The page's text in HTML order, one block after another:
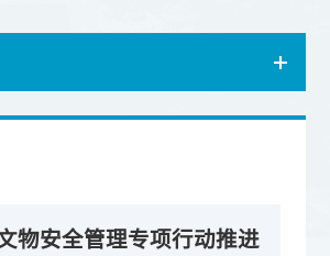
物安全管理专项行动推进